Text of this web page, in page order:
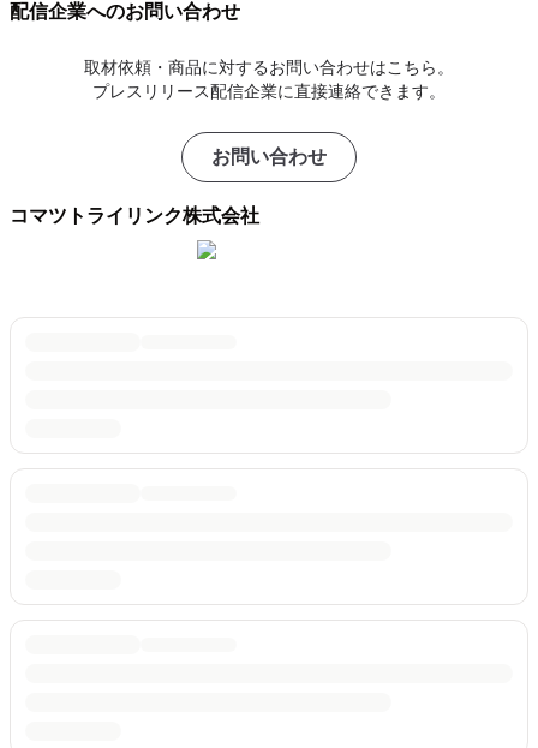
配信企業へのお問い合わせ
取材依頼・商品に対するお問い合わせはこちら。
プレスリリース配信企業に直接連絡できます。
お問い合わせ
コマツトライリンク株式会社